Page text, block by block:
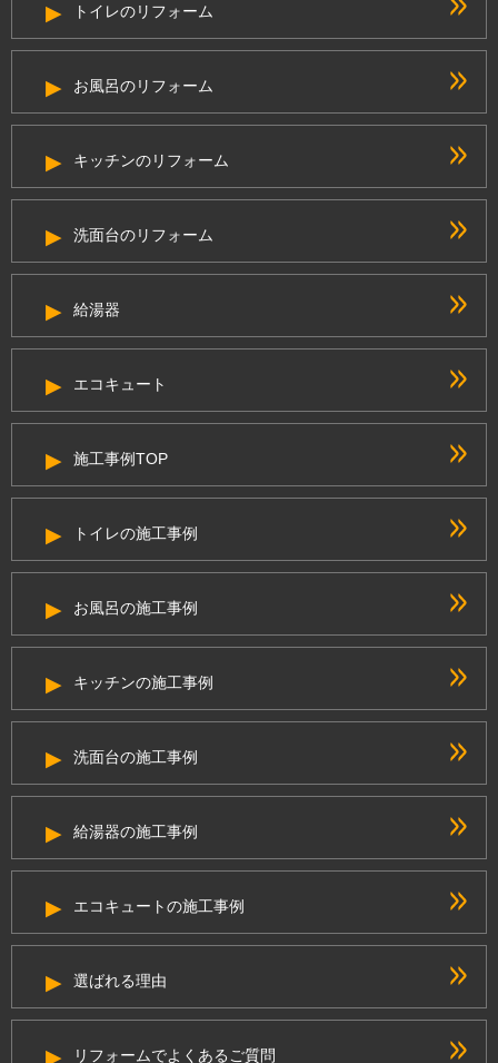
トイレのリフォーム
お風呂のリフォーム
キッチンのリフォーム
洗面台のリフォーム
給湯器
エコキュート
施工事例TOP
トイレの施工事例
お風呂の施工事例
キッチンの施工事例
洗面台の施工事例
給湯器の施工事例
エコキュートの施工事例
選ばれる理由
リフォームでよくあるご質問